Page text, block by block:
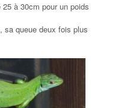
à 30cm pour un poids
sa queue deux fois plus